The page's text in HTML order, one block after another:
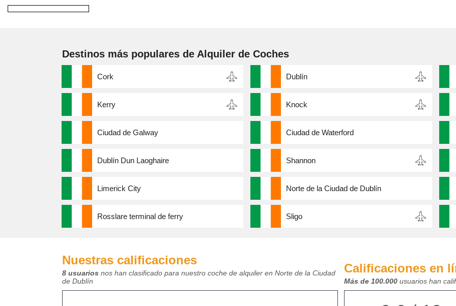
Destinos más populares de Alquiler de Coches
Cork Dublín
Kerry Knock
Ciudad de Galway Ciudad de Waterford
Dublín Dun Laoghaire Shannon
Limerick City Norte de la Ciudad de Dublín
Rosslare terminal de ferry Sligo
Nuestras calificaciones
8 usuarios nos han clasificado para nuestro coche de alquiler en Norte de la Ciudad
de Dublín
Calificaciones en
Más de 100.000 usuarios han